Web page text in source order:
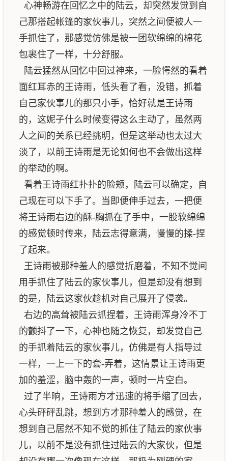
心神畅游在回忆之中的陆云，却突然发觉到自
己那搭起帐篷的家伙事儿，突然之间便被人一
手抓住了，那感觉仿佛是被一团软绵绵的棉花
包裹住了一样，十分舒服。
陆云猛然从回忆中回过神来，一脸愕然的看着
面红耳赤的王诗雨，低头看了看，没错，抓着
自己家伙事儿的那只小手，恰好就是王诗雨
的，这妮子什么时候变得这么主动了，虽然两
人之间的关系已经挑明，但是这举动也太过大
淡了，以前王诗雨是无论如何也不会做出这样
的举动的啊。
看着王诗雨红扑扑的脸颊，陆云可以确定，自
己现在可以下手了。当即便伸手过去，一把便
将王诗雨右边的酥-胸抓在了手中，一股软绵绵
的感觉顿时传来，陆云志得意满，慢慢的揉-捏
了起来。
王诗雨被那种羞人的感觉折磨着，不知不觉间
用手抓住了陆云的家伙事儿，但是却没有想到
的是，陆云这家伙趁机对自己展开了侵袭。
右边的高耸被陆云抓捏着，王诗雨浑身冷不丁
的颤抖了一下，心神也随之恢复，却发觉自己
的手抓着陆云的家伙事儿，仿佛是有人指导过
一样，一上一下的套-弄着，这情景让王诗雨更
加的羞涩，脑中轰的一声，顿时一片空白。
过了半晌，王诗雨方才迅速的将手缩了回去，
心头砰砰乱跳，想到方才那种羞人的感觉，在
想到自己居然不知不觉的抓住了陆云的家伙事
儿，以前不是没有抓住过陆云的大家伙，但是